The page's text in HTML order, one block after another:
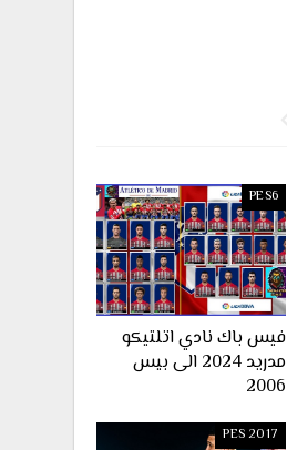
PES6
فيس باك نادي اتلتيكو
مدريد 2024 الى بيس
2006
PES 2017